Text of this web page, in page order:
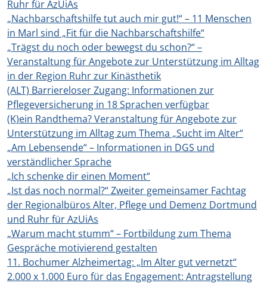
Ruhr für AzUiAs
„Nachbarschaftshilfe tut auch mir gut!“ – 11 Menschen
in Marl sind „Fit für die Nachbarschaftshilfe“
„Trägst du noch oder bewegst du schon?“ –
Veranstaltung für Angebote zur Unterstützung im Alltag
in der Region Ruhr zur Kinästhetik
(ALT) Barriereloser Zugang: Informationen zur
Pflegeversicherung in 18 Sprachen verfügbar
(K)ein Randthema? Veranstaltung für Angebote zur
Unterstützung im Alltag zum Thema „Sucht im Alter“
„Am Lebensende“ – Informationen in DGS und
verständlicher Sprache
„Ich schenke dir einen Moment“
„Ist das noch normal?“ Zweiter gemeinsamer Fachtag
der Regionalbüros Alter, Pflege und Demenz Dortmund
und Ruhr für AzUiAs
„Warum macht stumm“ – Fortbildung zum Thema
Gespräche motivierend gestalten
11. Bochumer Alzheimertag: „Im Alter gut vernetzt“
2.000 x 1.000 Euro für das Engagement: Antragstellung